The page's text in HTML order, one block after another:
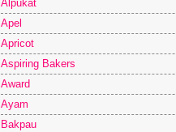
Alpukat
Apel
Apricot
Aspiring Bakers
Award
Ayam
Bakpau